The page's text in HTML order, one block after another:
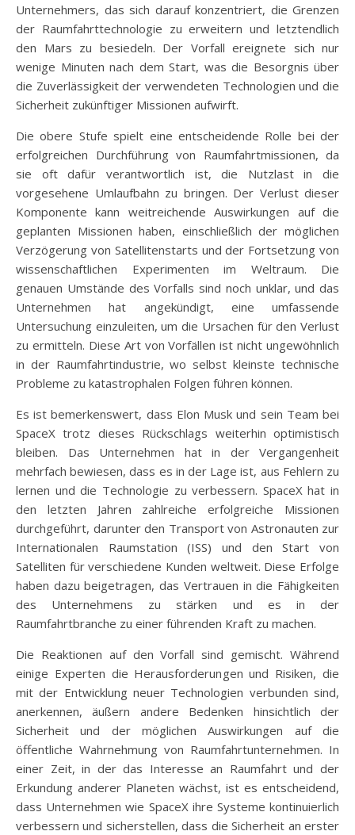
Unternehmers, das sich darauf konzentriert, die Grenzen
der Raumfahrttechnologie zu erweitern und letztendlich
den Mars zu besiedeln. Der Vorfall ereignete sich nur
wenige Minuten nach dem Start, was die Besorgnis über
die Zuverlässigkeit der verwendeten Technologien und die
Sicherheit zukünftiger Missionen aufwirft.
Die obere Stufe spielt eine entscheidende Rolle bei der
erfolgreichen Durchführung von Raumfahrtmissionen, da
sie oft dafür verantwortlich ist, die Nutzlast in die
vorgesehene Umlaufbahn zu bringen. Der Verlust dieser
Komponente kann weitreichende Auswirkungen auf die
geplanten Missionen haben, einschließlich der möglichen
Verzögerung von Satellitenstarts und der Fortsetzung von
wissenschaftlichen Experimenten im Weltraum. Die
genauen Umstände des Vorfalls sind noch unklar, und das
Unternehmen hat angekündigt, eine umfassende
Untersuchung einzuleiten, um die Ursachen für den Verlust
zu ermitteln. Diese Art von Vorfällen ist nicht ungewöhnlich
in der Raumfahrtindustrie, wo selbst kleinste technische
Probleme zu katastrophalen Folgen führen können.
Es ist bemerkenswert, dass Elon Musk und sein Team bei
SpaceX trotz dieses Rückschlags weiterhin optimistisch
bleiben. Das Unternehmen hat in der Vergangenheit
mehrfach bewiesen, dass es in der Lage ist, aus Fehlern zu
lernen und die Technologie zu verbessern. SpaceX hat in
den letzten Jahren zahlreiche erfolgreiche Missionen
durchgeführt, darunter den Transport von Astronauten zur
Internationalen Raumstation (ISS) und den Start von
Satelliten für verschiedene Kunden weltweit. Diese Erfolge
haben dazu beigetragen, das Vertrauen in die Fähigkeiten
des Unternehmens zu stärken und es in der
Raumfahrtbranche zu einer führenden Kraft zu machen.
Die Reaktionen auf den Vorfall sind gemischt. Während
einige Experten die Herausforderungen und Risiken, die
mit der Entwicklung neuer Technologien verbunden sind,
anerkennen, äußern andere Bedenken hinsichtlich der
Sicherheit und der möglichen Auswirkungen auf die
öffentliche Wahrnehmung von Raumfahrtunternehmen. In
einer Zeit, in der das Interesse an Raumfahrt und der
Erkundung anderer Planeten wächst, ist es entscheidend,
dass Unternehmen wie SpaceX ihre Systeme kontinuierlich
verbessern und sicherstellen, dass die Sicherheit an erster